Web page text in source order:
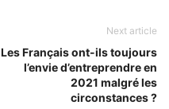
Next article
Les Français ont-ils toujours
l’envie d’entreprendre en
2021 malgré les
circonstances ?